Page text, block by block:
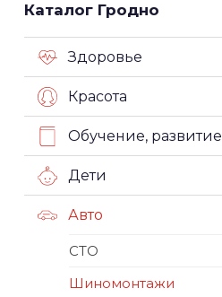
Каталог Гродно
Здоровье
Красота
Обучение, развитие
Дети
Авто
СТО
Шиномонтажи